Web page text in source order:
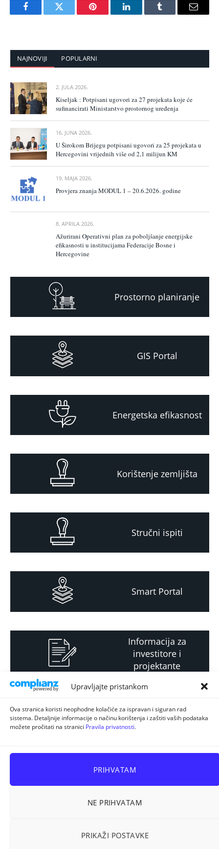
Upravljajte pristankom
Ova stranica koristi neophodne kolačiće za ispravan i siguran rad
sistema. Detaljnije informacije o načinu korištenja i zaštiti vaših podataka
možete pročitati na stranici Pravila privatnosti.
PRIHVATAM
NE PRIHVATAM
PRIKAŽI POSTAVKE
FacebookTwitter Pinterest LinkedInTumblr Email
NAJNOVIJI POPULARNI
2. JULA 2026.
Kiseljak : Potpisani ugovori za 27 projekata koje će
sufinancirati Ministarstvo prostornog uređenja
16. JUNA 2026.
U Širokom Brijegu potpisani ugovori za 25 projekata u
Hercegovini vrijednih više od 2,1 milijun KM
19. MAJA 2026.
Provjera znanja MODUL 1 – 20.6.2026. godine
8. APRILA 2026.
Ažurirani Operativni plan za poboljšanje energijske
efikasnosti u institucijama Federacije Bosne i
Hercegovine
Prostorno planiranje
GIS Portal
Energetska efikasnost
Korištenje zemljišta
Stručni ispiti
Smart Portal
Informacija za
investitore i
projektante
Strateški i planski
dokument